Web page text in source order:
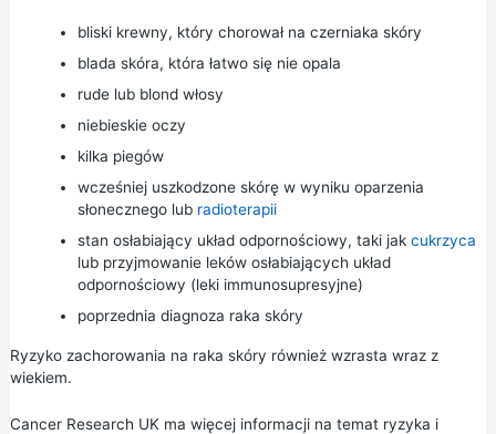
bliski krewny, który chorował na czerniaka skóry
blada skóra, która łatwo się nie opala
rude lub blond włosy
niebieskie oczy
kilka piegów
wcześniej uszkodzone skórę w wyniku oparzenia
słonecznego lub radioterapii
stan osłabiający układ odpornościowy, taki jak cukrzyca
lub przyjmowanie leków osłabiających układ
odpornościowy (leki immunosupresyjne)
poprzednia diagnoza raka skóry
Ryzyko zachorowania na raka skóry również wzrasta wraz z
wiekiem.
Cancer Research UK ma więcej informacji na temat ryzyka i